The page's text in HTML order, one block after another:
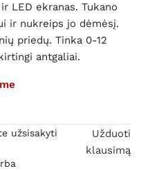
LED ekranas. Tukano
ir nukreips jo dėmėsį.
priedų. Tinka 0-12
antgaliai.
užsisakyti
Užduoti
klausimą